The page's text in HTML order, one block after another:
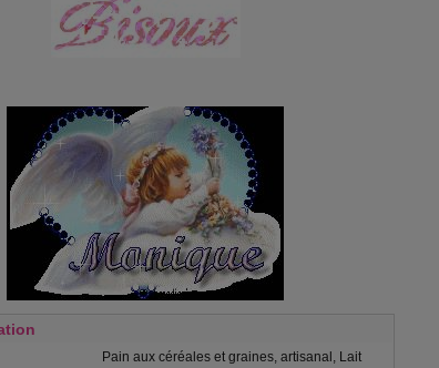
Pain aux céréales et graines, artisanal, Lait